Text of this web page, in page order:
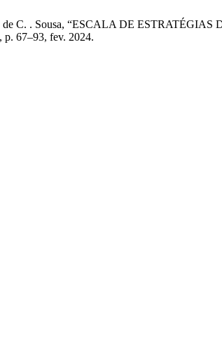
de C. . Sousa, “ESCALA DE
p. 67–93, fev. 2024.